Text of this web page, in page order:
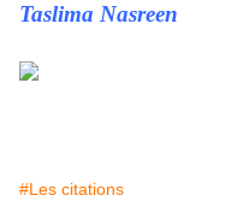
Taslima Nasreen
#Les citations